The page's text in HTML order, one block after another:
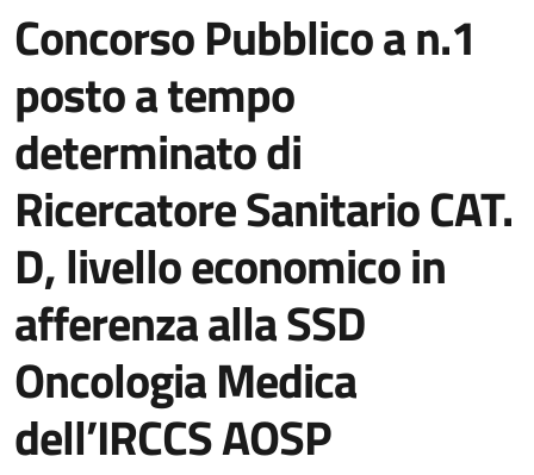
Concorso Pubblico a n.1
posto a tempo
determinato di
Ricercatore Sanitario CAT.
D, livello economico in
afferenza alla SSD
Oncologia Medica
dell’IRCCS AOSP